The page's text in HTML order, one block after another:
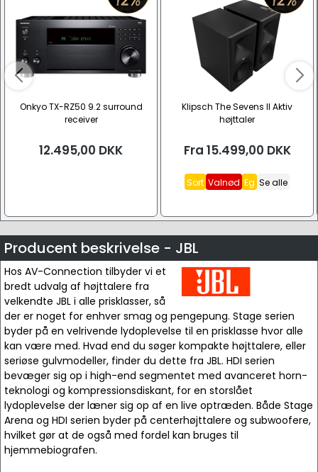
Onkyo TX-RZ50 9.2 surround
receiver
12.495,00 DKK
Klipsch The Sevens II Aktiv
højttaler
Fra 15.499,00 DKK
Sort Valnød Eg Se alle
Producent beskrivelse - JBL
Hos AV-Connection tilbyder vi et
bredt udvalg af højttalere fra
velkendte JBL i alle prisklasser, så
der er noget for enhver smag og pengepung. Stage serien
byder på en velrivende lydoplevelse til en prisklasse hvor alle
kan være med. Hvad end du søger kompakte højttalere, eller
seriøse gulvmodeller, finder du dette fra JBL. HDI serien
bevæger sig op i high-end segmentet med avanceret horn-
teknologi og kompressionsdiskant, for en storslået
lydoplevelse der læner sig op af en live optræden. Både Stage
Arena og HDI serien byder på centerhøjttalere og subwoofere,
hvilket gør at de også med fordel kan bruges til
hjemmebiografen.